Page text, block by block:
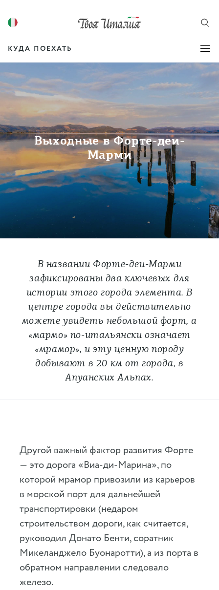
КУДА ПОЕХАТЬ
Выходные в Форте-деи-
Марми
В названии Форте-деи-Марми
зафиксированы два ключевых для
истории этого города элемента. В
центре города вы действительно
можете увидеть небольшой форт, а
«мармо» по-итальянски означает
«мрамор», и эту ценную породу
добывают в 20 км от города, в
Апуанских Альпах.
Другой важный фактор развития Форте
— это дорога «Виа-ди-Марина», по
которой мрамор привозили из карьеров
в морской порт для дальнейшей
транспортировки (недаром
строительством дороги, как считается,
руководил Донато Бенти, соратник
Микеланджело Буонаротти), а из порта в
обратном направлении следовало
железо.